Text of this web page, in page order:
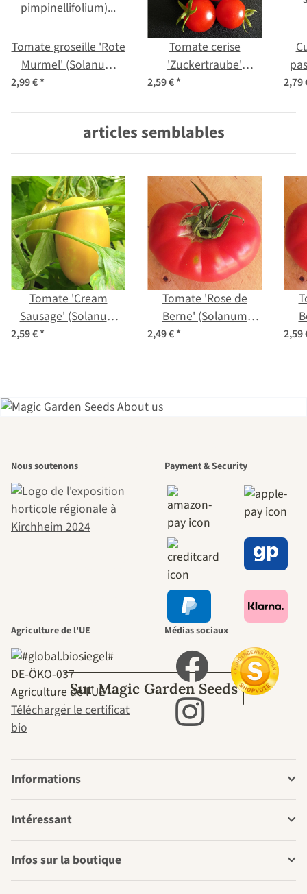
Tomate groseille 'Rote
Murmel' (Solanum
pimpinellifolium) Bio
2,99 €*
Tomate cerise
'Zuckertraube'
(Solanum
semences
2,59 €* 2,79
articles semblables
Tomate 'Cream
Sausage' (Solanum
lycopersicum) graines
2,59 €*
Tomate 'Rose de
Berne' (Solanum
2,49 €* 2,59
beaux chemins
menant vers
nous-mêmes,
passe par le
jardin.
Sur Magic Garden Seeds
Nous soutenons Payment & Security
Agriculture de l'UE
DE‑ÖKO‑037
Agriculture de l'UE
Télécharger le certificat
bio
Médias sociaux
Informations
Intéressant
Infos sur la boutique